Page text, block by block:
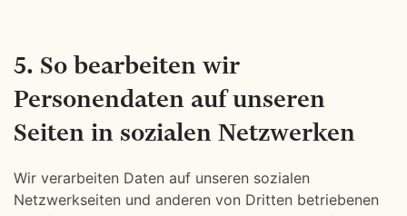
5. So bearbeiten wir
Personendaten auf unseren
Seiten in sozialen Netzwerken
Wir verarbeiten Daten auf unseren sozialen
Netzwerkseiten und anderen von Dritten betriebenen